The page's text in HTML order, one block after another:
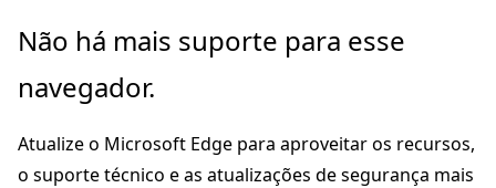
Pular
o
principal
Não há mais suporte para esse
navegador.
Atualize o Microsoft Edge para aproveitar os recursos,
o suporte técnico e as atualizações de segurança mais